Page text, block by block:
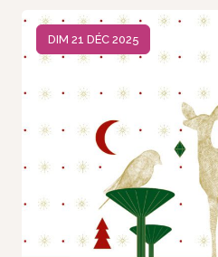
DIM 21 DÉC 2025